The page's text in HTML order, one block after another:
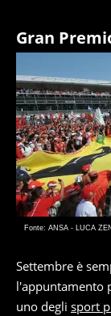
Gran
Fonte: ANSA - LUCA
Settembre è
l'appuntamento
uno degli sport